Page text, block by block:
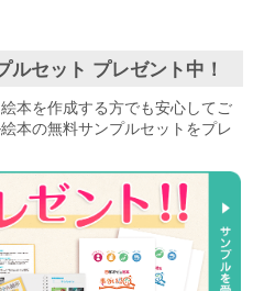
ルセット プレゼント中！
本を作成する方でも安心してご
本の無料サンプルセットをプレ